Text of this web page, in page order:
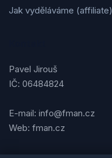
Jak vyděláváme (affiliate)
Pavel Jirouš
IČ: 06484824
E-mail: info@fman.cz
Web: fman.cz